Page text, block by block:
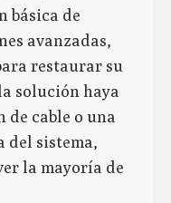
básica de
avanzadas,
restaurar su
solución haya
de cable o una
del sistema,
la mayoría de